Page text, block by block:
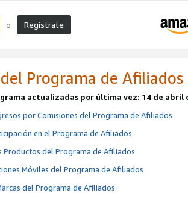
o Regístrate
Programa de Afiliados
actualizadas por última vez: 14 de abril
por Comisiones del Programa de Afiliados
en el Programa de Afiliados
Productos del Programa de Afiliados
Móviles del Programa de Afiliados
del Programa de Afiliados